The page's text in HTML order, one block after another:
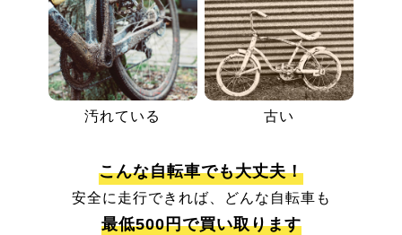
汚れている 古い
こんな自転車でも大丈夫！
安全に走行できれば、どんな自転車も
最低500円で買い取ります